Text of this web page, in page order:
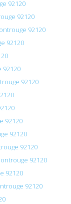
92120
92120
92120
92120
92120
92120
92120
92120
92120
92120
92120
92120